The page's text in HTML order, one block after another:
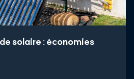
solaire : économies